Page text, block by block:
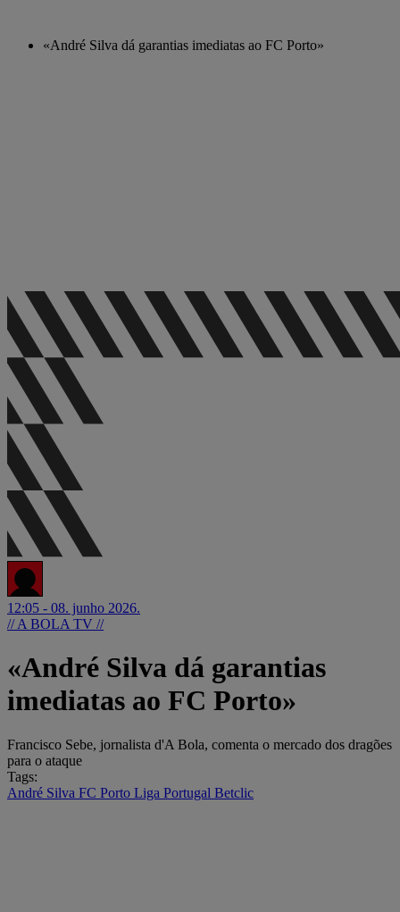
«André Silva dá garantias imediatas ao FC Porto»
12:05 - 08. junho 2026.
// A BOLA TV //
«André Silva dá garantias
imediatas ao FC Porto»
Francisco Sebe, jornalista d'A Bola, comenta o mercado dos dragões
para o ataque
Tags:
André Silva FC Porto Liga Portugal Betclic